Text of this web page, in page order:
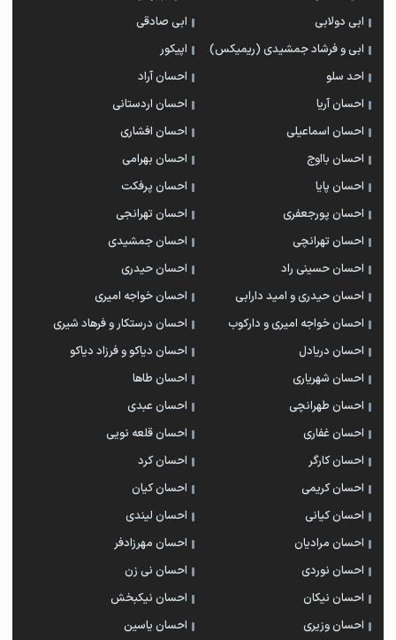
ابی دولابی
ابی صادقی
ابی و فرشاد جمشیدی (ریمیکس)
اپیکور
احد سلو
احسان آراد
احسان آریا
احسان اردستانی
احسان اسماعیلی
احسان افشاری
احسان بااوج
احسان بهرامی
احسان پایا
احسان پرفکت
احسان پورجعفری
احسان تهرانجی
احسان تهرانچی
احسان جمشیدی
احسان حسینی راد
احسان حیدری
احسان حیدری و امید دارابی
احسان خواجه امیری
احسان خواجه امیری و دارکوب
احسان درستكار و فرهاد شيرى
احسان دریادل
احسان دیاکو و فرزاد دیاکو
احسان شهریاری
احسان طاها
احسان طهرانچی
احسان عبدی
احسان غفاری
احسان قلعه نویی
احسان کارگر
احسان کرد
احسان کریمی
احسان کیان
احسان کیانی
احسان لیندی
احسان مرادیان
احسان مهرزادفر
احسان نوردی
احسان نی زن
احسان نیکان
احسان نیکبخش
احسان وزیری
احسان یاسین